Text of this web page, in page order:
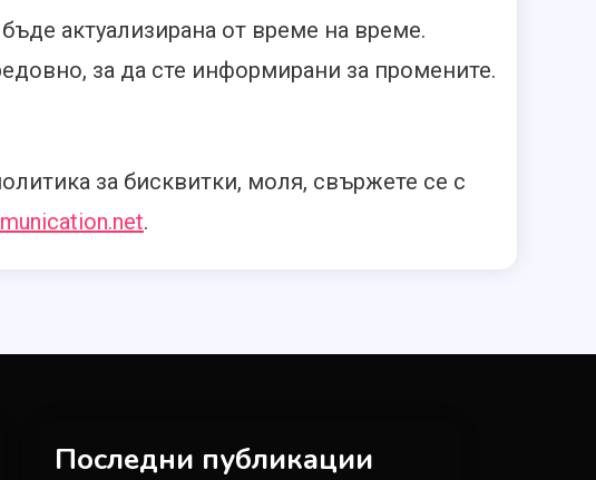
актуализирана от време на време.
за да сте информирани за промените.
за бисквитки, моля, свържете се с
.
Последни публикации